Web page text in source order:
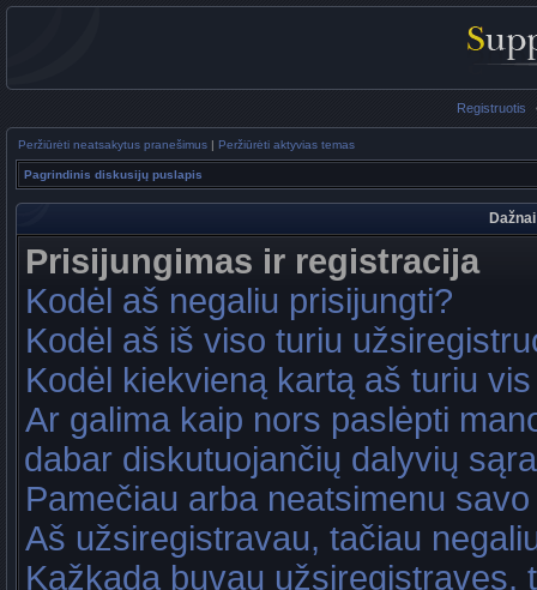
Registruotis
Peržiūrėti neatsakytus pranešimus | Peržiūrėti aktyvias temas
Pagrindinis diskusijų puslapis
Prisijungimas ir registracija
Kodėl aš negaliu prisijungti?
Kodėl aš iš viso turiu
Kodėl kiekvieną kartą aš turiu
Ar galima kaip nors paslėpti
dabar diskutuojančių dalyvių
Pamečiau arba neatsimenu
Aš užsiregistravau, tačiau
Kažkada buvau užsiregistravęs,